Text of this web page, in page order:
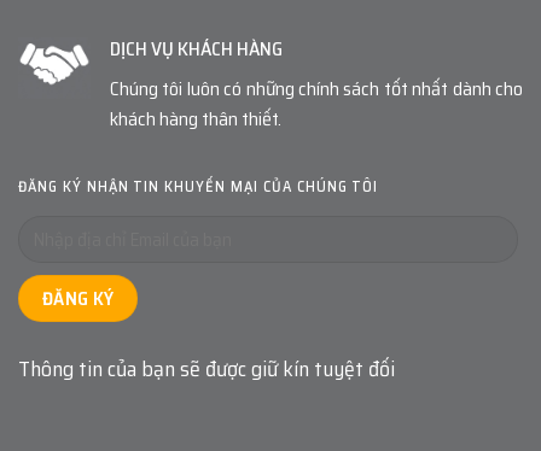
DỊCH VỤ KHÁCH HÀNG
Chúng tôi luôn có những chính sách tốt nhất dành cho
khách hàng thân thiết.
ĐĂNG KÝ NHẬN TIN KHUYẾN MẠI CỦA CHÚNG TÔI
Thông tin của bạn sẽ được giữ kín tuyệt đối